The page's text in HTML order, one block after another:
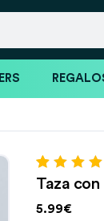
Valorado
4.63de 5
base a
83
Taza
5.99€